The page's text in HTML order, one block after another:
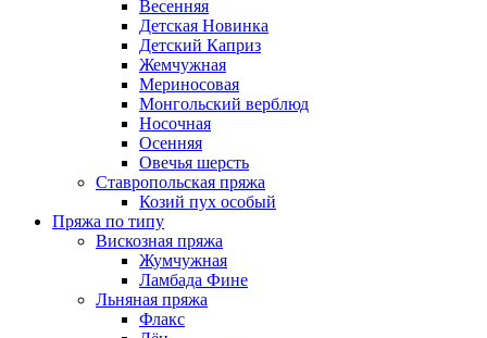
Весенняя
Детская Новинка
Детский Каприз
Жемчужная
Мериносовая
Монгольский верблюд
Носочная
Осенняя
Овечья шерсть
Ставропольская пряжа
Козий пух особый
Пряжа по типу
Вискозная пряжа
Жумчужная
Ламбада Фине
Льняная пряжа
Флакс